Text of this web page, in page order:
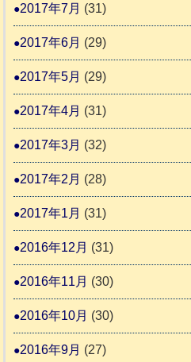
2017年7月 (31)
2017年6月 (29)
2017年5月 (29)
2017年4月 (31)
2017年3月 (32)
2017年2月 (28)
2017年1月 (31)
2016年12月 (31)
2016年11月 (30)
2016年10月 (30)
2016年9月 (27)